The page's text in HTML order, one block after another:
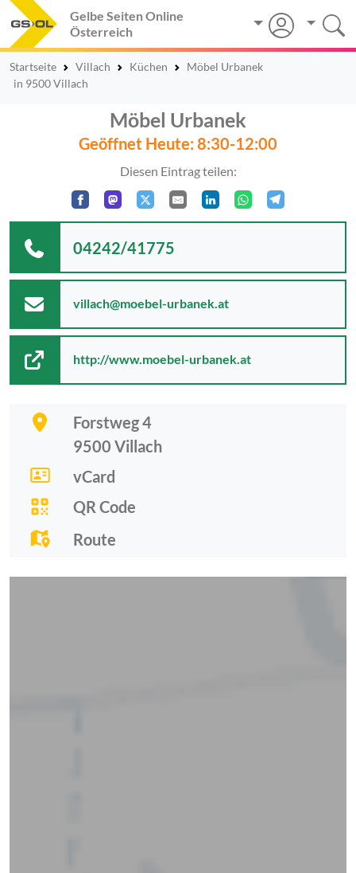
Gelbe Seiten Online
Österreich
Startseite Villach Küchen
Möbel Urbanek
in 9500 Villach
Möbel Urbanek
Geöffnet Heute: 8:30-12:00
Diesen Eintrag teilen:
Forstweg 4
9500 Villach
vCard
QR Code
Route
04242/41775
villach@moebel-urbanek.at
http://www.moebel-urbanek.at